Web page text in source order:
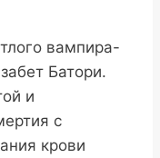
вампира-
Батори.
и
с
крови